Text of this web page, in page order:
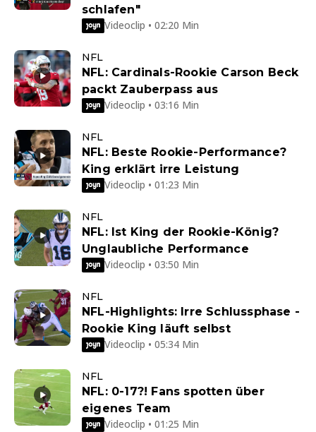
schlafen"
Videoclip • 02:20 Min
NFL
NFL: Cardinals-Rookie Carson Beck
packt Zauberpass aus
Videoclip • 03:16 Min
NFL
NFL: Beste Rookie-Performance?
King erklärt irre Leistung
Videoclip • 01:23 Min
NFL
NFL: Ist King der Rookie-König?
Unglaubliche Performance
Videoclip • 03:50 Min
NFL
NFL-Highlights: Irre Schlussphase -
Rookie King läuft selbst
Videoclip • 05:34 Min
NFL
NFL: 0-17?! Fans spotten über
eigenes Team
Videoclip • 01:25 Min